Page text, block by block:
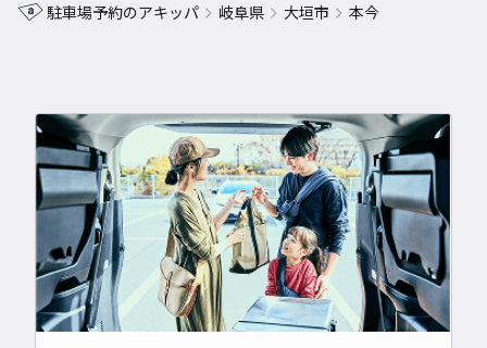
駐車場予約のアキッパ 岐阜県 大垣市 本今